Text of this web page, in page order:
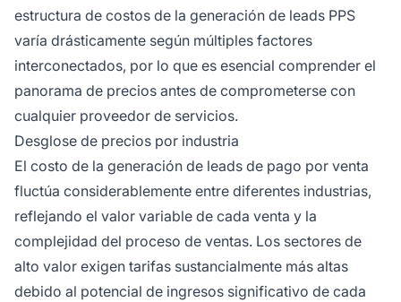
estructura de costos de la generación de leads PPS
varía drásticamente según múltiples factores
interconectados, por lo que es esencial comprender el
panorama de precios antes de comprometerse con
cualquier proveedor de servicios.
Desglose de precios por industria
El costo de la generación de leads de pago por venta
fluctúa considerablemente entre diferentes industrias,
reflejando el valor variable de cada venta y la
complejidad del proceso de ventas. Los sectores de
alto valor exigen tarifas sustancialmente más altas
debido al potencial de ingresos significativo de cada